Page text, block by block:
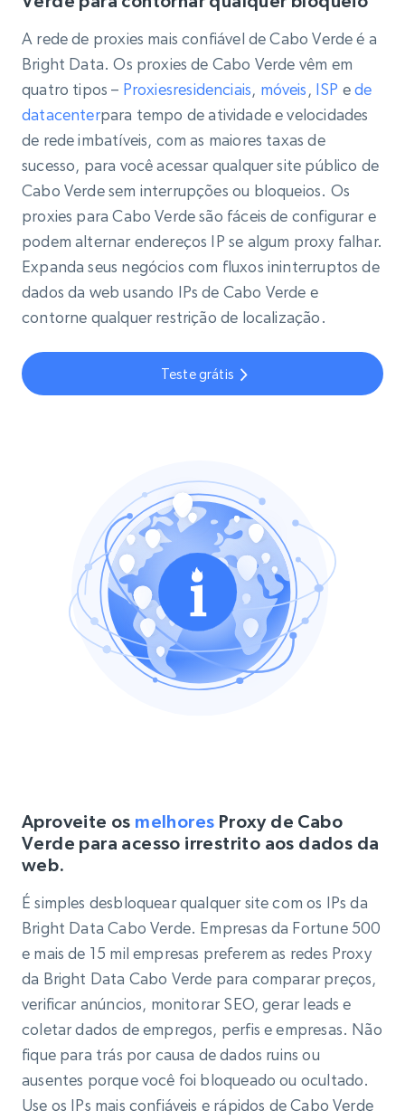
A rede de proxies mais confiável de Cabo Verde é a
Bright Data. Os proxies de Cabo Verde vêm em
quatro tipos – Proxiesresidenciais, móveis, ISP ede
datacenterpara tempo de atividade e velocidades
de rede imbatíveis, com as maiores taxas de
sucesso, para você acessar qualquer site público de
Cabo Verde sem interrupções ou bloqueios. Os
proxies para Cabo Verde são fáceis de configurar e
podem alternar endereços IP se algum proxy falhar.
Expanda seus negócios com fluxos ininterruptos de
dados da web usando IPs de Cabo Verde e
contorne qualquer restrição de localização.
Teste grátis
Aproveite os melhores Proxy de Cabo
Verde para acesso irrestrito aos dados da
web.
É simples desbloquear qualquer site com os IPs da
Bright Data Cabo Verde. Empresas da Fortune 500
e mais de 15 mil empresas preferem as redes Proxy
da Bright Data Cabo Verde para comparar preços,
verificar anúncios, monitorar SEO, gerar leads e
coletar dados de empregos, perfis e empresas. Não
fique para trás por causa de dados ruins ou
ausentes porque você foi bloqueado ou ocultado.
Use os IPs mais confiáveis e rápidos de Cabo Verde